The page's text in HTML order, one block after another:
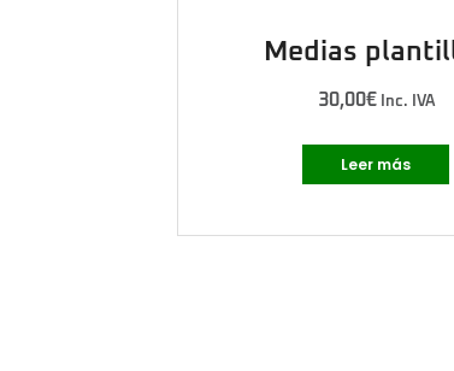
Medias
30,00€Inc. IVA
Leer más